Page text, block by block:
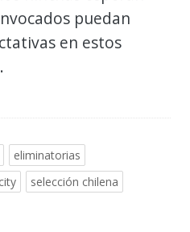
puedan
en estos
eliminatorias
selección chilena